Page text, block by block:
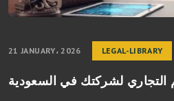
21 JANUARY، 2026 LEGAL-LIBRARY
لشركتك في السعودية